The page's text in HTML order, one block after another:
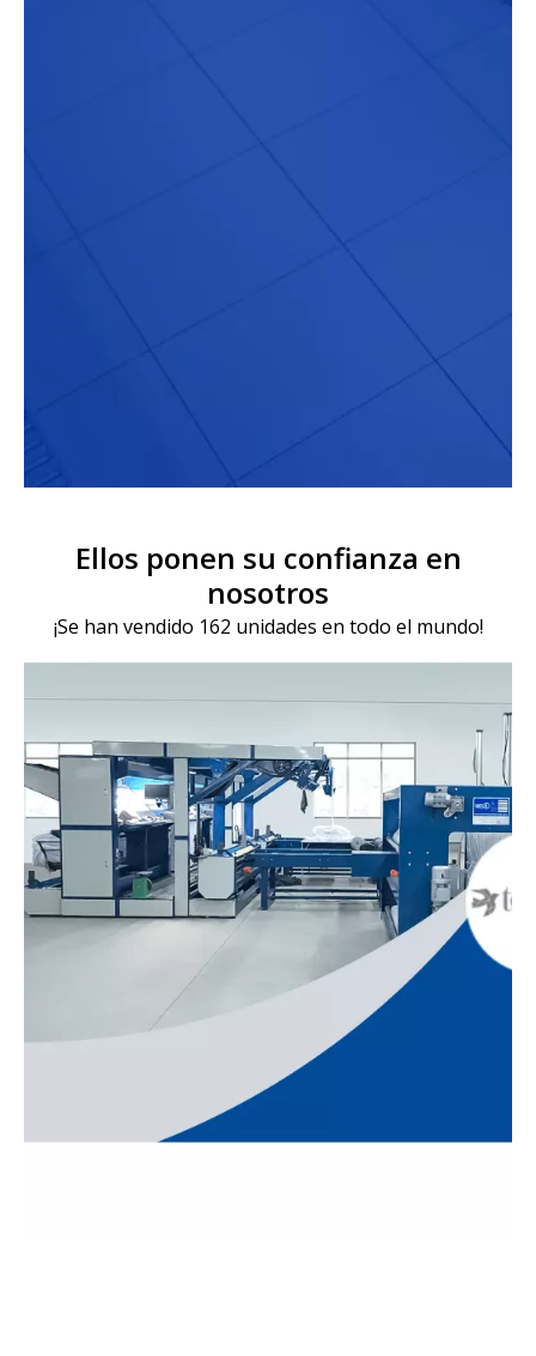
Ellos ponen su confianza en
nosotros
¡Se han vendido 162 unidades en todo el mundo!